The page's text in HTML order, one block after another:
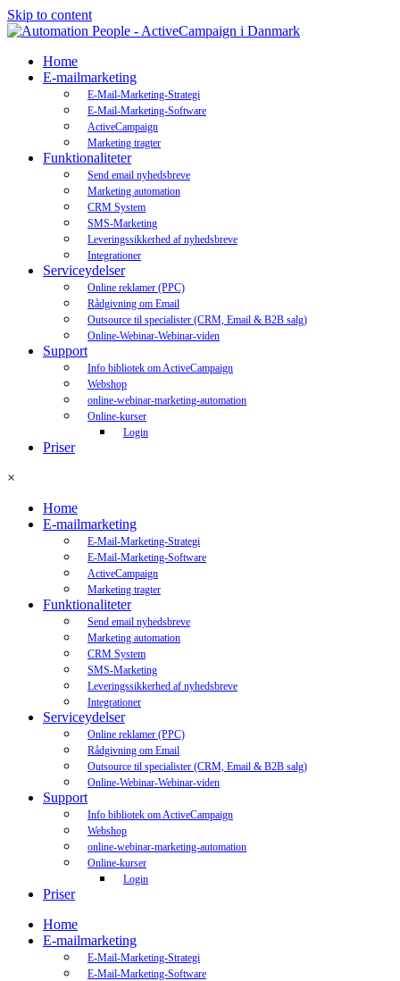
Skip to content
Home
E-mailmarketing
E-Mail-Marketing-Strategi
E-Mail-Marketing-Software
ActiveCampaign
Marketing tragter
Funktionaliteter
Send email nyhedsbreve
Marketing automation
CRM System
SMS-Marketing
Leveringssikkerhed af nyhedsbreve
Integrationer
Serviceydelser
Online reklamer (PPC)
Rådgivning om Email
Outsource til specialister (CRM, Email & B2B salg)
Online-Webinar-Webinar-viden
Support
Info bibliotek om ActiveCampaign
Webshop
online-webinar-marketing-automation
Online-kurser
Login
Priser
×
Home
E-mailmarketing
E-Mail-Marketing-Strategi
E-Mail-Marketing-Software
ActiveCampaign
Marketing tragter
Funktionaliteter
Send email nyhedsbreve
Marketing automation
CRM System
SMS-Marketing
Leveringssikkerhed af nyhedsbreve
Integrationer
Serviceydelser
Online reklamer (PPC)
Rådgivning om Email
Outsource til specialister (CRM, Email & B2B salg)
Online-Webinar-Webinar-viden
Support
Info bibliotek om ActiveCampaign
Webshop
online-webinar-marketing-automation
Online-kurser
Login
Priser
Home
E-mailmarketing
E-Mail-Marketing-Strategi
E-Mail-Marketing-Software